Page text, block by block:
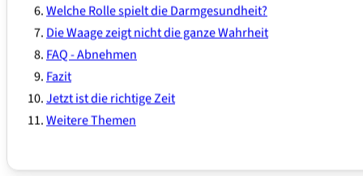
Welche Rolle spielt die Darmgesundheit?
Die Waage zeigt nicht die ganze Wahrheit
FAQ - Abnehmen
Fazit
Jetzt ist die richtige Zeit
Weitere Themen